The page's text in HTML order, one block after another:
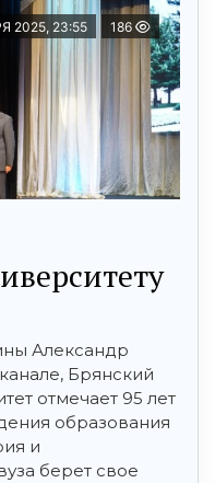
2025, 23:55 186
Александр
Брянский
отмечает 95 лет
образования
и
берет свое